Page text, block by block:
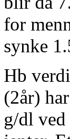
for
synke
Hb
(2år)
g/dl ved